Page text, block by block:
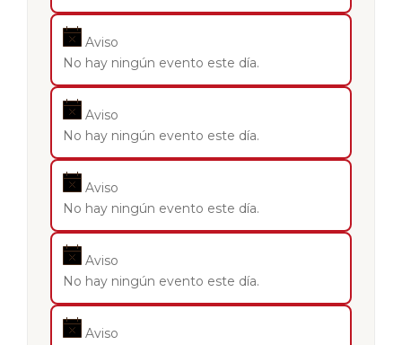
Aviso
No hay ningún evento este día.
Aviso
No hay ningún evento este día.
Aviso
No hay ningún evento este día.
Aviso
No hay ningún evento este día.
Aviso